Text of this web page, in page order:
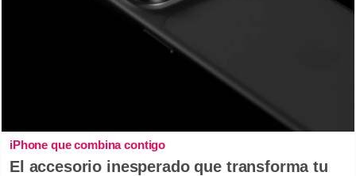
iPhone que combina contigo
El accesorio inesperado que transforma tu